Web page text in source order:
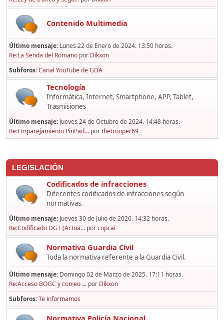
Contenido Multimedia
Último mensaje: Lunes 22 de Enero de 2024. 13:50 horas.
Re:La Senda del Romano por Dikxon
Subforos Canal YouTube de GDA
Tecnología
Informática, Internet, Smartphone, APP, Tablet,
Trasmisiones
Último mensaje: Jueves 24 de Octubre de 2024. 14:48 horas.
Re:Emparejamiento PinPad... porthetrooper69
LEGISLACIÓN
Codificados de infracciones
Diferentes codificados de infracciones según
normativas.
Último mensaje: Jueves 30 de Julio de 2026. 14:32 horas.
Re:Codificado DGT (Actua... porcopcai
Normativa Guardia Civil
Toda la normativa referente a la Guardia Civil.
Último mensaje: Domingo 02 de Marzo de 2025. 17:11 horas.
Re:Acceso BOGC y correo ... por Dikxon
Subforos Te informamos
Normativa Policía Nacional